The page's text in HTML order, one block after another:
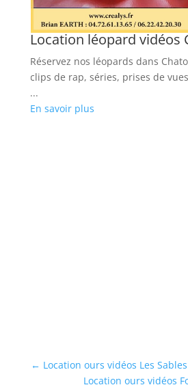
Location léopard vidéos
Réservez nos léopards dans
clips de rap, séries, prises de
...
En savoir plus
← Location ours vidéos Les
Location ours vidéos